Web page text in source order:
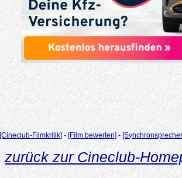
[Cineclub-Filmkritik] - [Film bewerten] -
zurück zur Cineclub-